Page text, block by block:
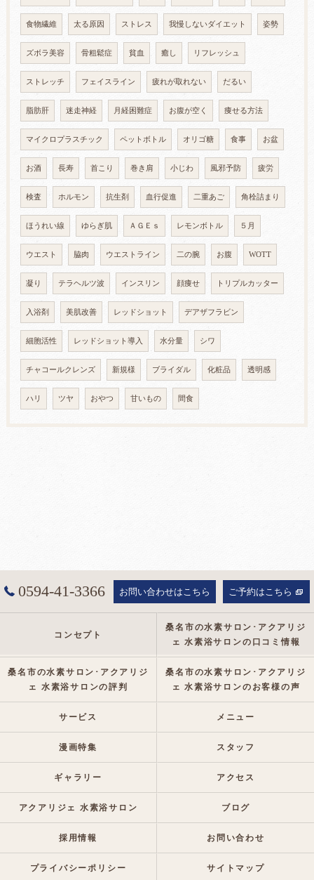
食物繊維 太る原因 ストレス 我慢しないダイエット 姿勢
ズボラ美容 骨粗鬆症 貧血 癒し リフレッシュ
ストレッチ フェイスライン 疲れが取れない だるい
脂肪肝 迷走神経 月経困難症 お腹が空く 痩せる方法
マイクロプラスチック ペットボトル オリゴ糖 食事 お盆
お酒 長寿 首こり 巻き肩 小じわ 風邪予防 疲労
検査 ホルモン 抗生剤 血行促進 二重あご 角栓詰まり
ほうれい線 ゆらぎ肌 ＡＧＥｓ レモンボトル ５月
ウエスト 脇肉 ウエストライン 二の腕 お腹 WOTT
凝り テラヘルツ波 インスリン 顔痩せ トリプルカッター
入浴剤 美肌改善 レッドショット デアザフラビン
細胞活性 レッドショット導入 水分量 シワ
チャコールクレンズ 新規様 ブライダル 化粧品 透明感
ハリ ツヤ おやつ 甘いもの 間食
0594-41-3366 お問い合わせはこちら ご予約はこちら
コンセプト
桑名市の水素サロン･アクアリジ
ェ 水素浴サロンの口コミ情報
桑名市の水素サロン･アクアリジ
ェ 水素浴サロンの評判
桑名市の水素サロン･アクアリジ
ェ 水素浴サロンのお客様の声
サービス メニュー
漫画特集 スタッフ
ギャラリー アクセス
アクアリジェ 水素浴サロン ブログ
採用情報 お問い合わせ
プライバシーポリシー サイトマップ